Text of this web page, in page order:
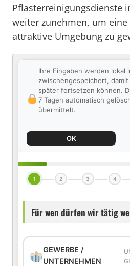
Pflasterreinigungsdienste
weiter zunehmen, um
attraktive Umgebung zu
Ihre Eingaben werden lokal
zwischengespeichert, damit
später fortsetzen können.
7 Tagen automatisch
übermittelt.
OK
1 2 3 4
Für wen dürfen wir tätig
GEWERBE /
UNTERNEHMEN